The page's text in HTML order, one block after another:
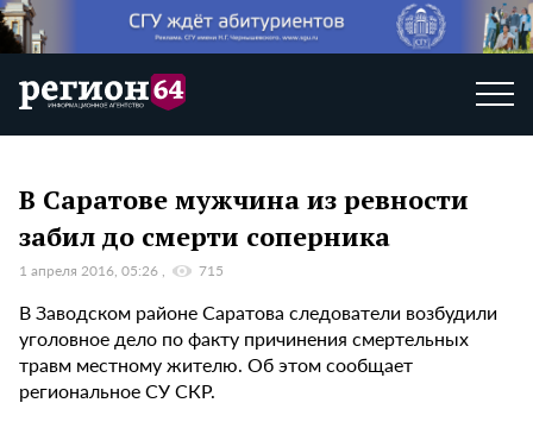
В Саратове мужчина из ревности
забил до смерти соперника
1 апреля 2016, 05:26 715
В Заводском районе Саратова следователи возбудили
уголовное дело по факту причинения смертельных
травм местному жителю. Об этом сообщает
региональное СУ СКР.